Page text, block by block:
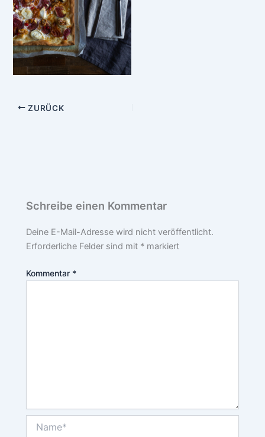
ZURÜCK
Schreibe einen Kommentar
Deine E-Mail-Adresse wird nicht veröffentlicht.
Erforderliche Felder sind mit * markiert
Kommentar *